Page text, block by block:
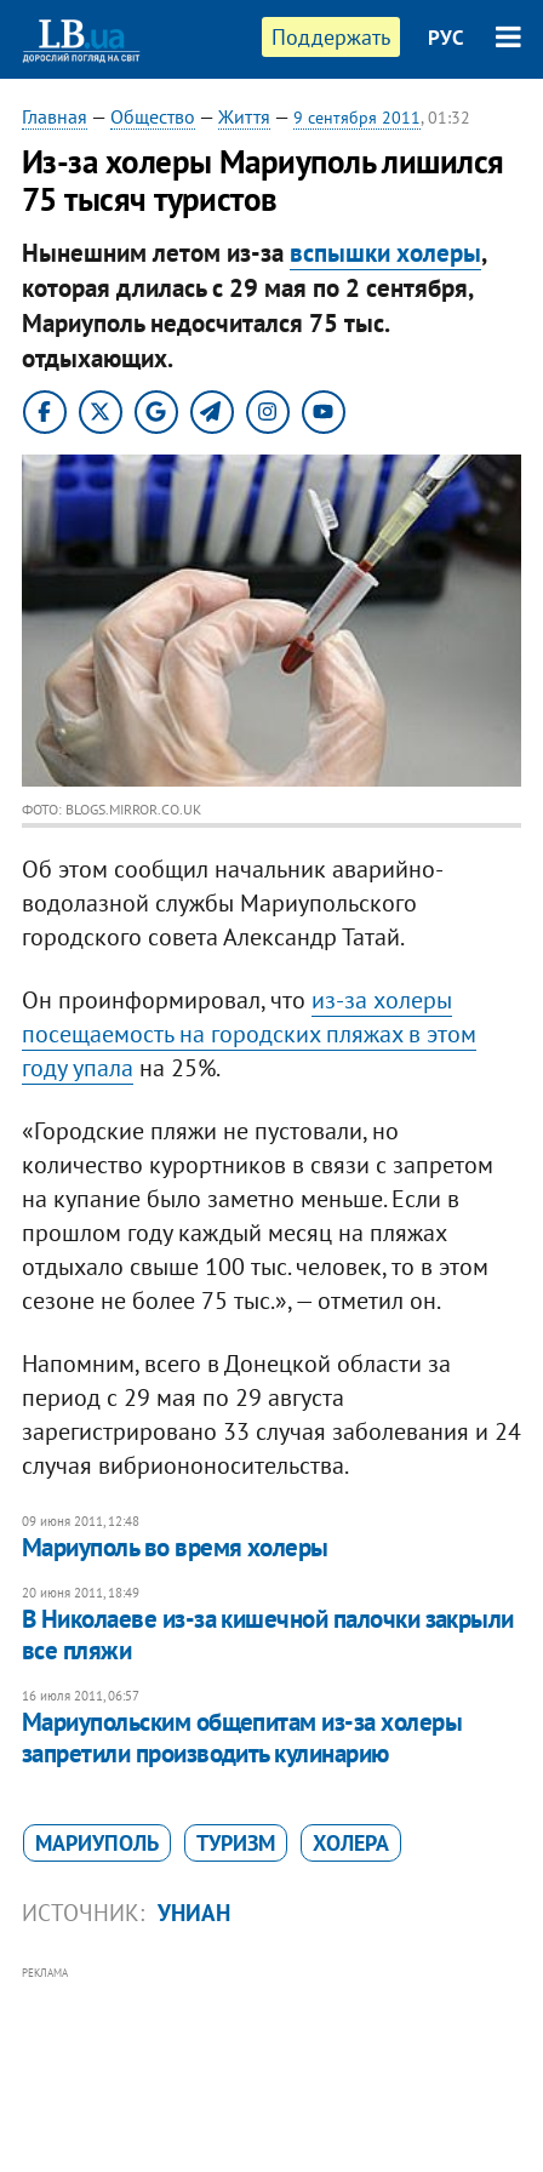
Поддержать РУС
Главная — Общество — Життя — 9 сентября 2011, 01:32
​Из-за холеры Мариуполь лишился
75 тысяч туристов
Нынешним летом из-за вспышки холеры,
которая длилась с 29 мая по 2 сентября,
Мариуполь недосчитался 75 тыс.
отдыхающих.
ФОТО: BLOGS.MIRROR.CO.UK
Об этом сообщил начальник аварийно-
водолазной службы Мариупольского
городского совета Александр Татай.
Он проинформировал, что из-за холеры
посещаемость на городских пляжах в этом
году упала на 25%.
«Городские пляжи не пустовали, но
количество курортников в связи с запретом
на купание было заметно меньше. Если в
прошлом году каждый месяц на пляжах
отдыхало свыше 100 тыс. человек, то в этом
сезоне не более 75 тыс.», — отметил он.
Напомним, всего в Донецкой области за
период с 29 мая по 29 августа
зарегистрировано 33 случая заболевания и 24
случая вибриононосительства.
09 июня 2011, 12:48
Мариуполь во время холеры
20 июня 2011, 18:49
В Николаеве из-за кишечной палочки закрыли
все пляжи
16 июля 2011, 06:57
​Мариупольским общепитам из-за холеры
запретили производить кулинарию
МАРИУПОЛЬ ТУРИЗМ ХОЛЕРА
ИСТОЧНИК: УНИАН
РЕКЛАМА